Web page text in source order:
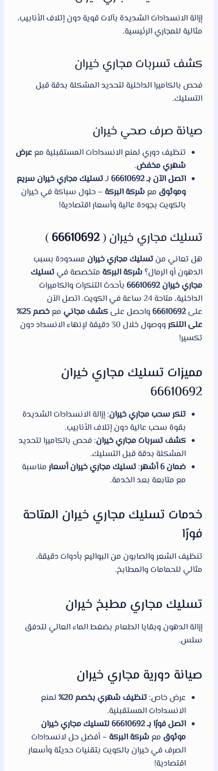
إزالة الانسدادات الشديدة بآلات قوية دون إتلاف الأنابيب،
مثالية للمجاري الرئيسية.
كشف تسربات مجاري خيران
فحص بالكاميرا الداخلية لتحديد المشكلة بدقة قبل
التسليك.
صيانة صرف صحي خيران
تنظيف دوري لمنع الانسدادات المستقبلية مععرض
شهري مخفض.
اتصل الآن بـ 66610692
لـتسليك مجاري خيران سريع
وموثوق معشركة البركة– حلول سباكة في خيران
بالكويت بجودة عالية وأسعار اقتصادية!
تسليك مجاري خيران (66610692
)
هل تعاني منتسليك مجاري خيران مسدودة بسبب
الدهون أو الرمال؟شركة البركة متخصصة فيتسليك
مجاري خيران 66610692
بأحدث التنكرات والكاميرات
الداخلية، متاحة 24 ساعة في الكويت. اتصل الآن
على66610692 واحصل علىكشف مجاني مع
خصم 25%
على التنكر
ووصول خلال 30 دقيقة لإنهاء الانسداد دون
تكسير!
مميزات تسليك مجاري خيران
66610692
تنكر سحب مجاري خيران: إزالة الانسدادات الشديدة
بقوة سحب عالية دون إتلاف الأنابيب.
كشف تسربات مجاري خيران: فحص بالكاميرا لتحديد
المشكلة بدقة قبل التسليك.
ضمان 6 أشهر
:تسليك مجاري خيران أسعارمناسبة
مع متابعة بعد الخدمة.
خدمات تسليك مجاري خيران المتاحة
فورًا
تنظيف الشعر والصابون من البواليع بأدوات دقيقة،
مثالي للحمامات والمطابخ.
تسليك مجاري مطبخ خيران
إزالة الدهون وبقايا الطعام بضغط الماء العالي لتدفق
سلس.
صيانة دورية مجاري خيران
عرض خاص:تنظيف شهري بخصم 20%
لمنع
الانسدادات المستقبلية.
اتصل فورًا بـ 66610692 لتسليك مجاري خيران
موثوق معشركة البركة– أفضل حل لانسدادات
الصرف في خيران بالكويت بتقنيات حديثة وأسعار
اقتصادية!